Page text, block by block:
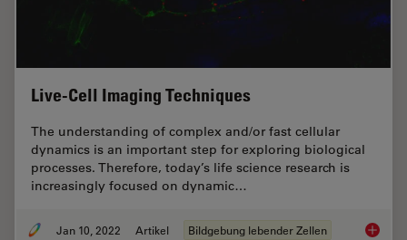
Live-Cell Imaging Techniques
The understanding of complex and/or fast cellular
dynamics is an important step for exploring biological
processes. Therefore, today’s life science research is
increasingly focused on dynamic…
Jan 10, 2022 Artikel Bildgebung lebender Zellen Live-